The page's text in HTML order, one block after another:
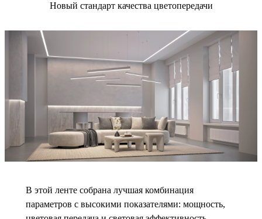
Новый стандарт качества цветопередачи
В этой ленте собрана лучшая комбинация
параметров с высокими показателями: мощность,